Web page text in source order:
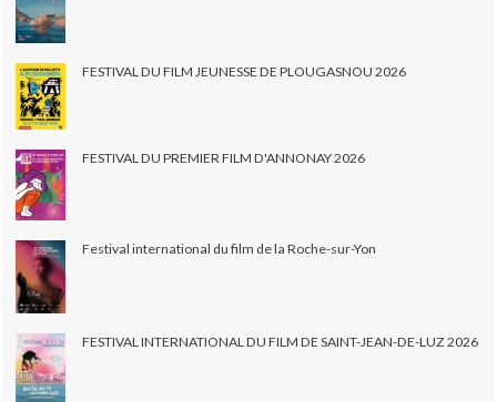
FESTIVAL DU FILM JEUNESSE DE PLOUGASNOU 2026
FESTIVAL DU PREMIER FILM D'ANNONAY 2026
Festival international du film de la Roche-sur-Yon
FESTIVAL INTERNATIONAL DU FILM DE SAINT-JEAN-DE-LUZ 2026